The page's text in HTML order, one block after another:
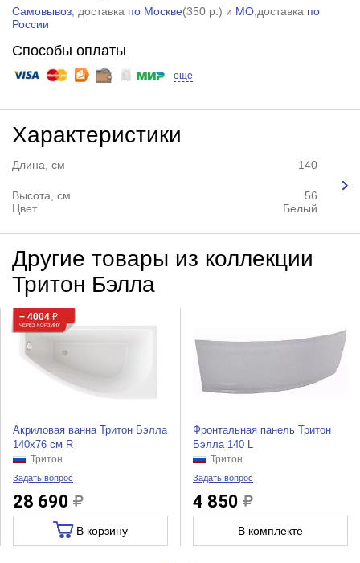
Самовывоз, доставка по Москве(350 р. ) и МО,доставка по
России
Способы оплаты
еще
Характеристики
Длина, см 140
Высота, см
56
Цвет
Белый
Другие товары из коллекции
Тритон Бэлла
− 4004 ₽
ЧЕРЕЗ КОРЗИНУ
Акриловая ванна Тритон Бэлла
140х76 см R
Тритон
Задать вопрос
28 690
В корзину
Фронтальная панель Тритон
Бэлла 140 L
Тритон
Задать вопрос
4 850
В комплекте